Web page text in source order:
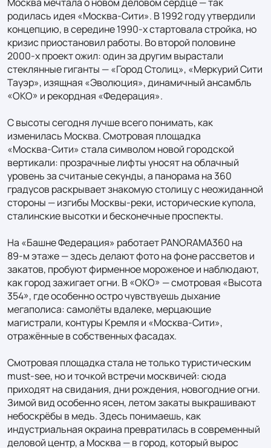
родилась идея «Москва‑Сити». В 1992 году утвердили
концепцию, в середине 1990‑х стартовала стройка, но
кризис приостановил работы. Во второй половине
2000‑х проект ожил: один за другим вырастали
стеклянные гиганты — «Город Столиц», «Меркурий Сити
Тауэр», изящная «Эволюция», динамичный ансамбль
«ОКО» и рекордная «Федерация».
С высоты сегодня лучше всего понимать, как
изменилась Москва. Смотровая площадка
«Москва‑Сити» стала символом новой городской
вертикали: прозрачные лифты уносят на облачный
уровень за считаные секунды, а панорама на 360
градусов раскрывает знакомую столицу с неожиданной
стороны — изгибы Москвы‑реки, исторические купола,
сталинские высотки и бесконечные проспекты.
На «Башне Федерация» работает PANORAMA360 на
89‑м этаже — здесь делают фото на фоне рассветов и
закатов, пробуют фирменное мороженое и наблюдают,
как город зажигает огни. В «ОКО» — смотровая «Высота
354», где особенно остро чувствуешь дыхание
мегаполиса: самолёты вдалеке, мерцающие
магистрали, контуры Кремля и «Москва‑Сити»,
отражённые в собственных фасадах.
Смотровая площадка стала не только туристическим
must‑see, но и точкой встречи москвичей: сюда
приходят на свидания, дни рождения, новогодние огни.
Зимой вид особенно ясен, летом закаты выкрашивают
небоскрёбы в медь. Здесь понимаешь, как
индустриальная окраина превратилась в современный
деловой центр, а Москва — в город, который вырос